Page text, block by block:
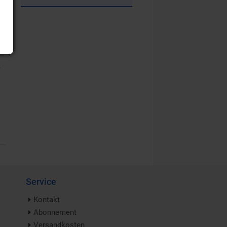
Service
Kontakt
Abonnement
Versandkosten